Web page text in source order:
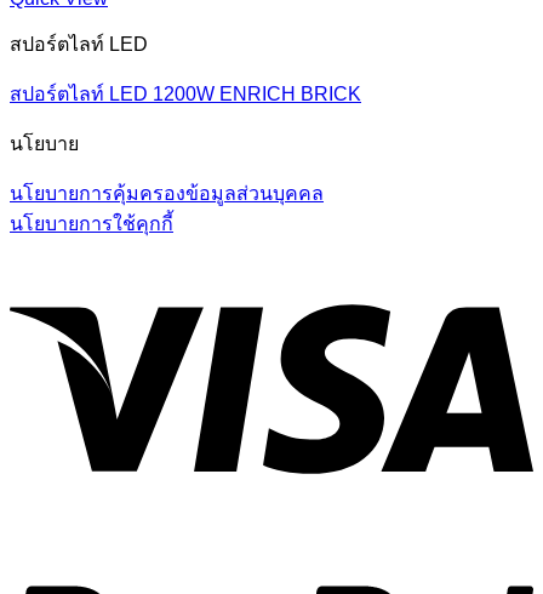
สปอร์ตไลท์ LED
สปอร์ตไลท์ LED 1200W ENRICH BRICK
นโยบาย
นโยบายการคุ้มครองข้อมูลส่วนบุคคล
นโยบายการใช้คุกกี้